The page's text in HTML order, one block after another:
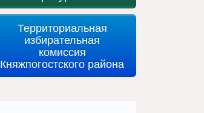
Территориальная
избирательная
комиссия
Княжпогостского района